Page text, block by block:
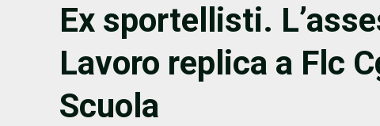
Ex sportellisti.
Lavoro replica a Flc
Scuola